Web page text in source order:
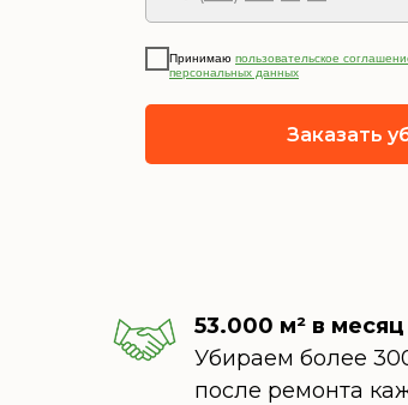
Принимаю пользовательское
персональных данных
Заказать
53.000 м² в месяц
Убираем более
после ремонта